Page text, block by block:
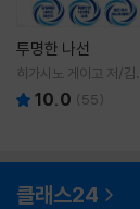
투명한 나선
히가시노 게이고 저/김선
영 역10.0 (55)
클래스24